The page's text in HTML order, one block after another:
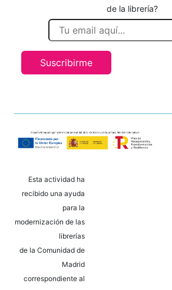
de la librería?
Suscribirme
Esta actividad ha
recibido una ayuda
para la
modernización de las
librerías
de la Comunidad de
Madrid
correspondiente al